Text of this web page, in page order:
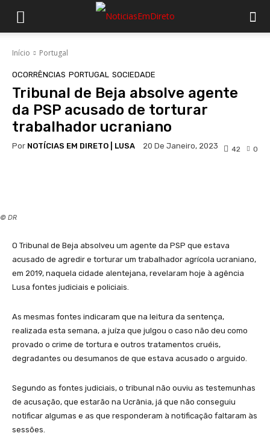
Início Portugal
OCORRÊNCIAS PORTUGAL SOCIEDADE
Tribunal de Beja absolve agente
da PSP acusado de torturar
trabalhador ucraniano
Por NOTÍCIAS EM DIRETO | LUSA 20 De Janeiro, 2023 0
42
© DR
O Tribunal de Beja absolveu um agente da PSP que estava
acusado de agredir e torturar um trabalhador agrícola ucraniano,
em 2019, naquela cidade alentejana, revelaram hoje à agência
Lusa fontes judiciais e policiais.
As mesmas fontes indicaram que na leitura da sentença,
realizada esta semana, a juíza que julgou o caso não deu como
provado o crime de tortura e outros tratamentos cruéis,
degradantes ou desumanos de que estava acusado o arguido.
Segundo as fontes judiciais, o tribunal não ouviu as testemunhas
de acusação, que estarão na Ucrânia, já que não conseguiu
notificar algumas e as que responderam à notificação faltaram às
sessões.